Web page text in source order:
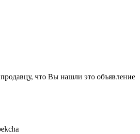
что Вы нашли это объявление